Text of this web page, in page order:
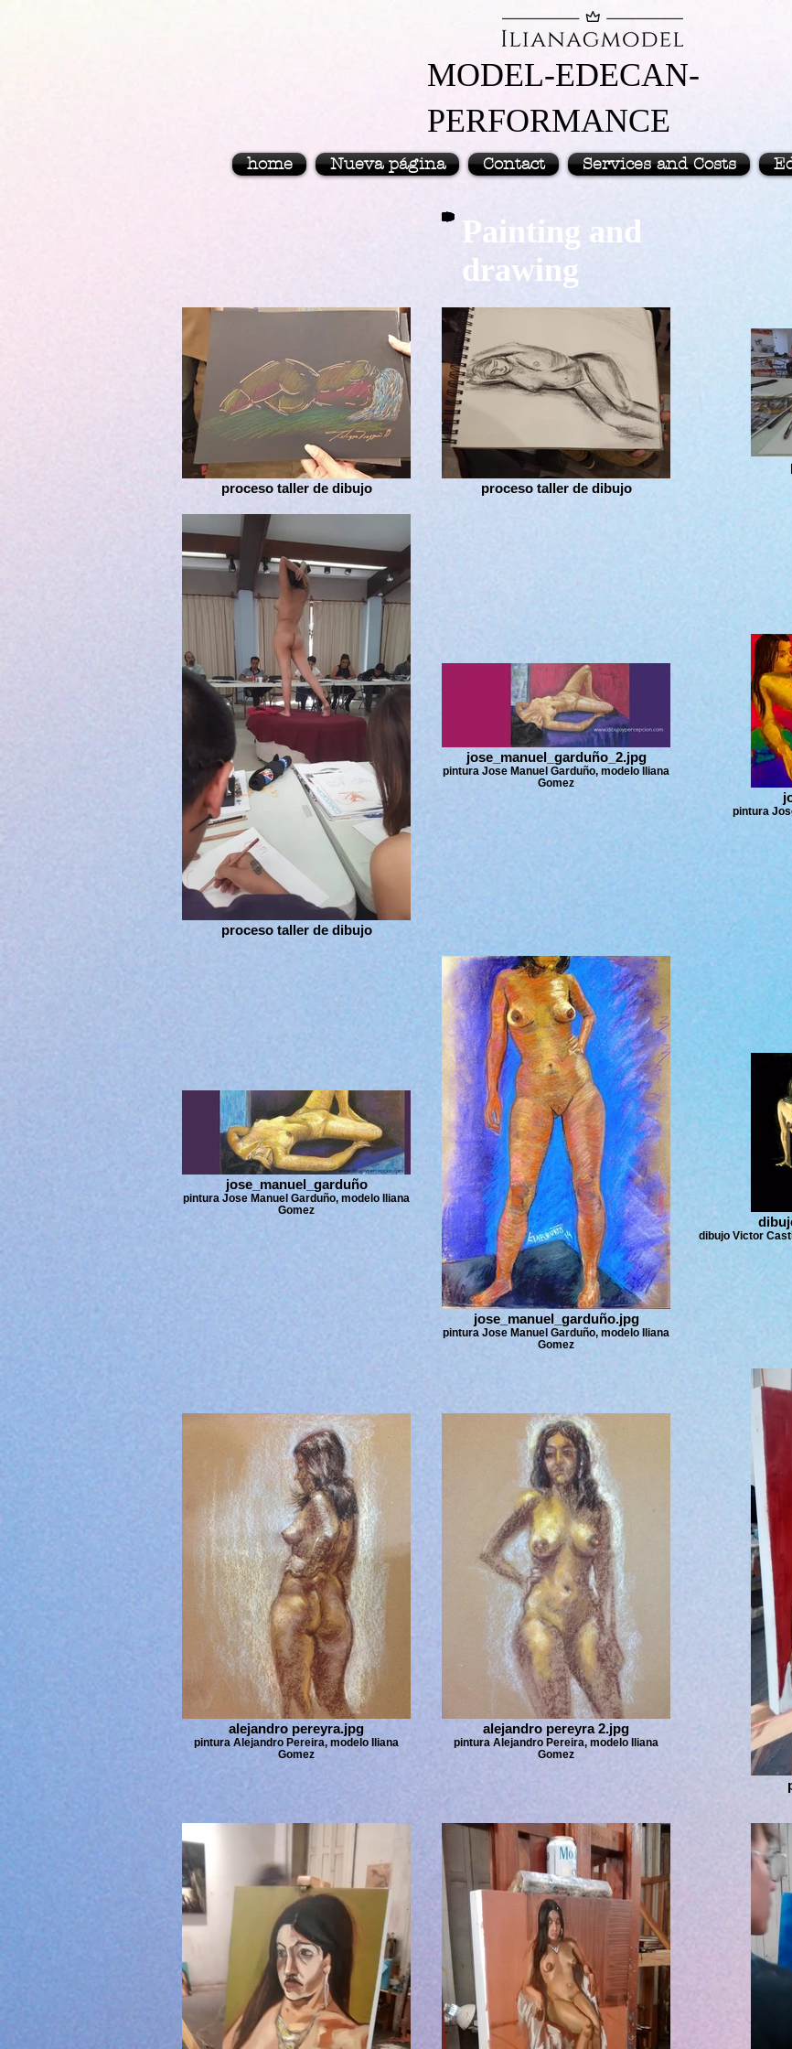
MODEL-EDECAN-
PERFORMANCE
home Nueva página Contact Services and Costs
Painting and
drawing
proceso taller de dibujo proceso taller de dibujo
proceso taller de dibujo
jose_manuel_garduño_2.jpg
pintura Jose Manuel Garduño, modelo Iliana
Gomez
pintura
jose_manuel_garduño
pintura Jose Manuel Garduño, modelo Iliana
Gomez
jose_manuel_garduño.jpg
pintura Jose Manuel Garduño, modelo Iliana
Gomez
dibujo Victor
alejandro pereyra.jpg
pintura Alejandro Pereira, modelo Iliana
Gomez
alejandro pereyra 2.jpg
pintura Alejandro Pereira, modelo Iliana
Gomez